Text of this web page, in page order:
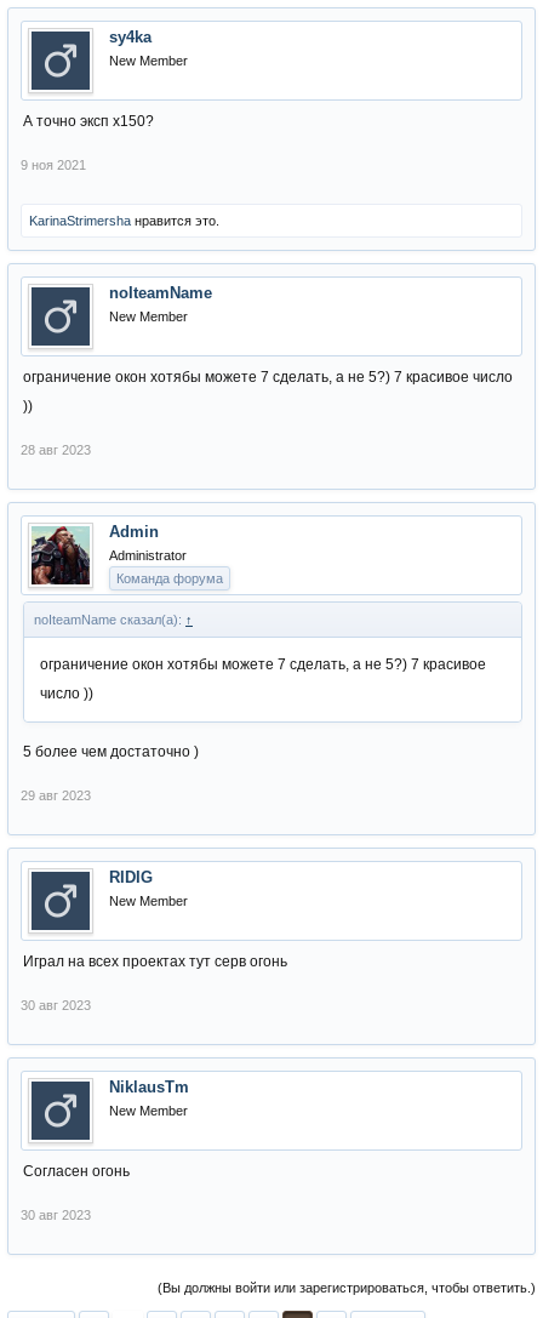
sy4ka
New Member
А точно эксп х150?
9 ноя 2021
KarinaStrimersha нравится это.
noIteamName
New Member
ограничение окон хотябы можете 7 сделать, а не 5?) 7 красивое число
))
28 авг 2023
Admin
Administrator
Команда форума
noIteamName сказал(а): ↑
ограничение окон хотябы можете 7 сделать, а не 5?) 7 красивое
число ))
5 более чем достаточно )
29 авг 2023
RIDIG
New Member
Играл на всех проектах тут серв огонь
30 авг 2023
NiklausTm
New Member
Согласен огонь
30 авг 2023
(Вы должны войти или зарегистрироваться, чтобы ответить.)